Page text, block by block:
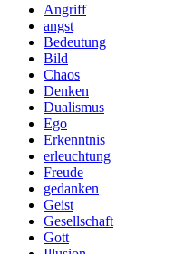
Angriff
angst
Bedeutung
Bild
Chaos
Denken
Dualismus
Ego
Erkenntnis
erleuchtung
Freude
gedanken
Geist
Gesellschaft
Gott